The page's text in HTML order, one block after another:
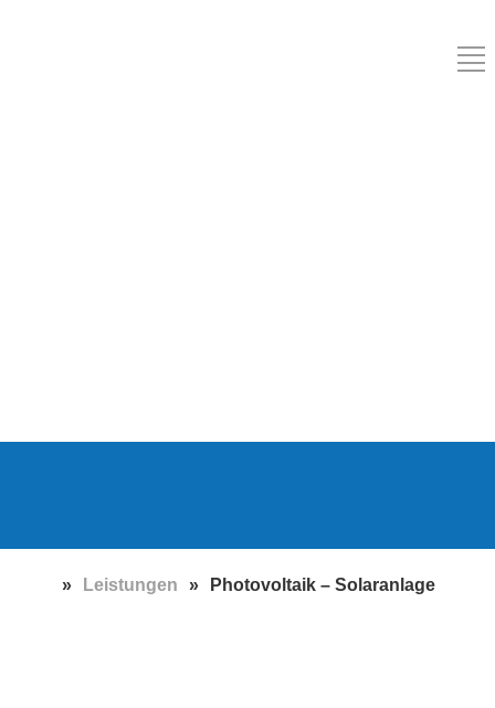
SOLARANLAGE
für Ihr Zuhause - egal ob Altbau
» Leistungen » Photovoltaik – Solaranlage